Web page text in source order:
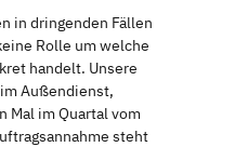
in dringenden Fällen
Rolle um welche
handelt. Unsere
Außendienst,
Mal im Quartal vom
steht